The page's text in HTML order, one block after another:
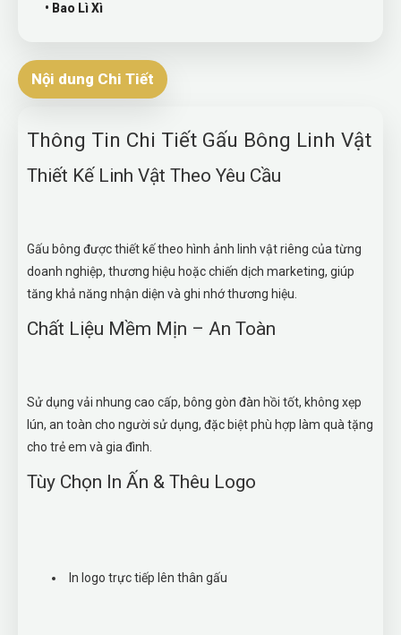
• Bao Lì Xì
Nội dung Chi Tiết
Thông Tin Chi Tiết Gấu Bông Linh Vật
Thiết Kế Linh Vật Theo Yêu Cầu
Gấu bông được thiết kế theo hình ảnh linh vật riêng của từng
doanh nghiệp, thương hiệu hoặc chiến dịch marketing, giúp
tăng khả năng nhận diện và ghi nhớ thương hiệu.
Chất Liệu Mềm Mịn – An Toàn
Sử dụng vải nhung cao cấp, bông gòn đàn hồi tốt, không xẹp
lún, an toàn cho người sử dụng, đặc biệt phù hợp làm quà tặng
cho trẻ em và gia đình.
Tùy Chọn In Ấn & Thêu Logo
In logo trực tiếp lên thân gấu